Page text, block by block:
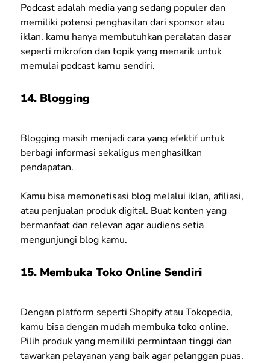
Podcast adalah media yang sedang populer dan
memiliki potensi penghasilan dari sponsor atau
iklan. kamu hanya membutuhkan peralatan dasar
seperti mikrofon dan topik yang menarik untuk
memulai podcast kamu sendiri.
14. Blogging
Blogging masih menjadi cara yang efektif untuk
berbagi informasi sekaligus menghasilkan
pendapatan.
Kamu bisa memonetisasi blog melalui iklan, afiliasi,
atau penjualan produk digital. Buat konten yang
bermanfaat dan relevan agar audiens setia
mengunjungi blog kamu.
15. Membuka Toko Online Sendiri
Dengan platform seperti Shopify atau Tokopedia,
kamu bisa dengan mudah membuka toko online.
Pilih produk yang memiliki permintaan tinggi dan
tawarkan pelayanan yang baik agar pelanggan puas.